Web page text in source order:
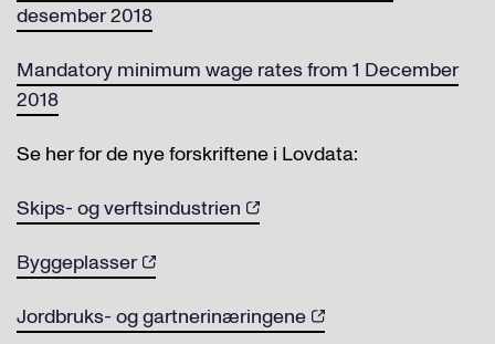
desember 2018
Mandatory minimum wage rates from 1 December
2018
Se her for de nye forskriftene i Lovdata:
Skips- og verftsindustrien
Byggeplasser
Jordbruks- og gartnerinæringene